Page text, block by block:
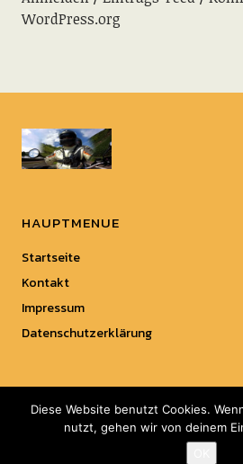
WordPress.org
HAUPTMENUE
Startseite
Kontakt
Impressum
Datenschutzerklärung
Copyright © 2018 Top-Motorrad.
Diese Website benutzt Cookies.
nutzt, gehen wir von deinem